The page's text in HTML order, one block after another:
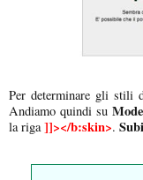
Per determinare gli stili
Andiamo quindi su
la riga]]></b:skin>.